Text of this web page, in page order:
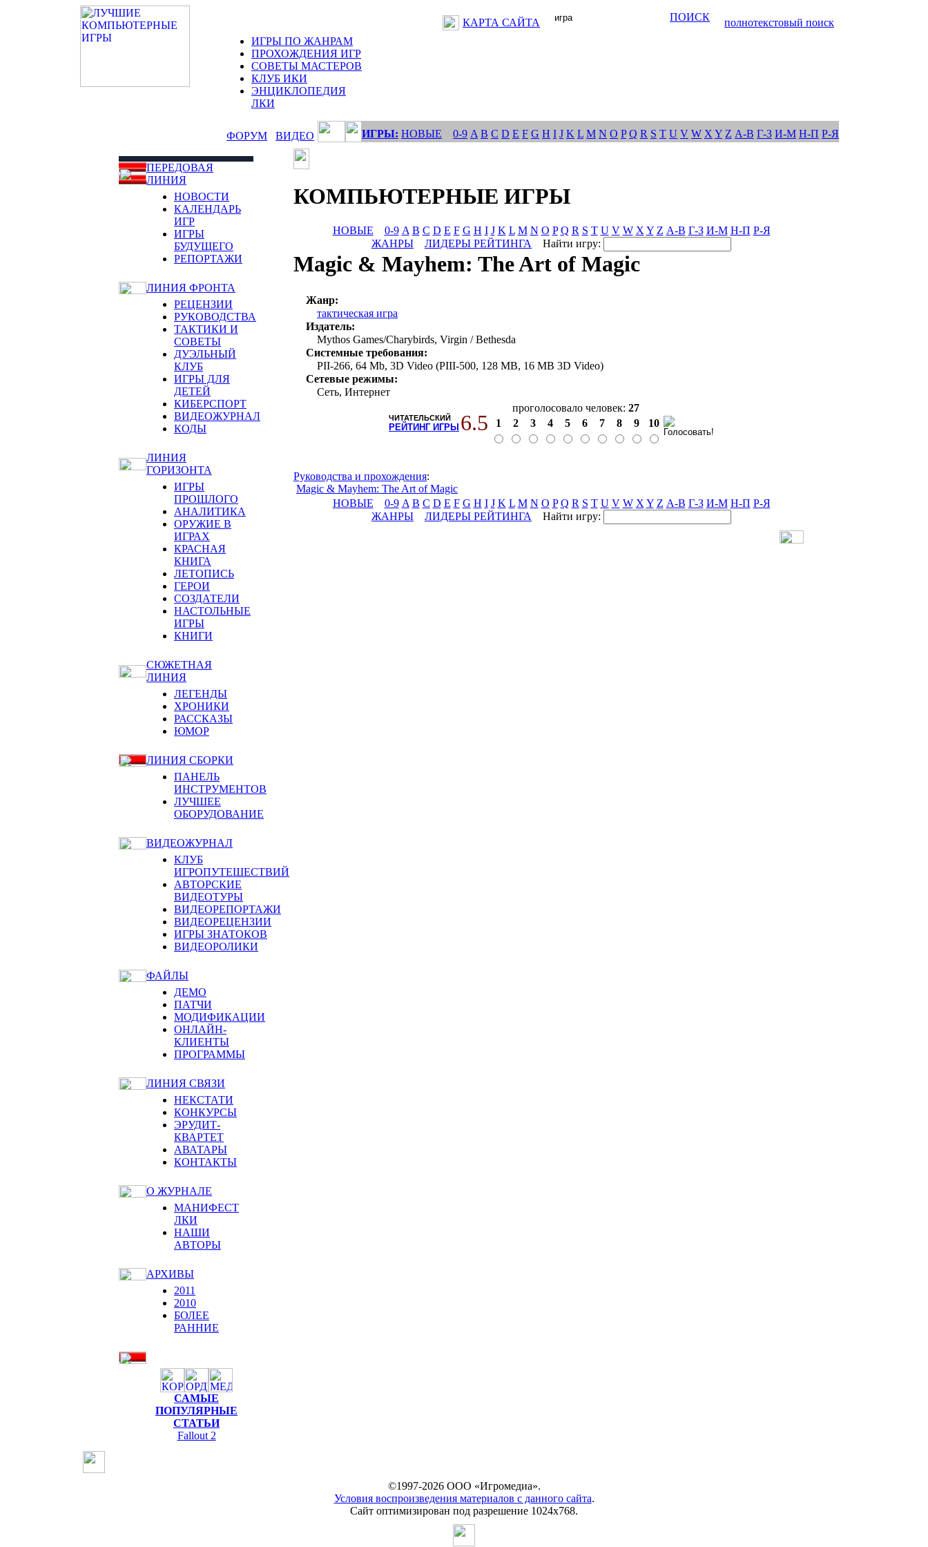
КАРТА САЙТА ПОИСК
полнотекстовый поиск
ИГРЫ ПО ЖАНРАМ
ПРОХОЖДЕНИЯ ИГР
СОВЕТЫ МАСТЕРОВ
КЛУБ ИКИ
ЭНЦИКЛОПЕДИЯ
ЛКИ
ФОРУМ ВИДЕО ИГРЫ: НОВЫЕ 0-9 A B C D E F G H I J K L M N O P Q R S T U V W X Y Z А-В Г-З И-М Н-П Р-Я
ПЕРЕДОВАЯ
ЛИНИЯ
НОВОСТИ
КАЛЕНДАРЬ
ИГР
ИГРЫ
БУДУЩЕГО
РЕПОРТАЖИ
ЛИНИЯ ФРОНТА
РЕЦЕНЗИИ
РУКОВОДСТВА
ТАКТИКИ И
СОВЕТЫ
ДУЭЛЬНЫЙ
КЛУБ
ИГРЫ ДЛЯ
ДЕТЕЙ
КИБЕРСПОРТ
ВИДЕОЖУРНАЛ
КОДЫ
ЛИНИЯ
ГОРИЗОНТА
ИГРЫ
ПРОШЛОГО
АНАЛИТИКА
ОРУЖИЕ В
ИГРАХ
КРАСНАЯ
КНИГА
ЛЕТОПИСЬ
ГЕРОИ
СОЗДАТЕЛИ
НАСТОЛЬНЫЕ
ИГРЫ
КНИГИ
СЮЖЕТНАЯ
ЛИНИЯ
ЛЕГЕНДЫ
ХРОНИКИ
РАССКАЗЫ
ЮМОР
ЛИНИЯ СБОРКИ
ПАНЕЛЬ
ИНСТРУМЕНТОВ
ЛУЧШЕЕ
ОБОРУДОВАНИЕ
ВИДЕОЖУРНАЛ
КЛУБ
ИГРОПУТЕШЕСТВИЙ
АВТОРСКИЕ
ВИДЕОТУРЫ
ВИДЕОРЕПОРТАЖИ
ВИДЕОРЕЦЕНЗИИ
ИГРЫ ЗНАТОКОВ
ВИДЕОРОЛИКИ
ФАЙЛЫ
ДЕМО
ПАТЧИ
МОДИФИКАЦИИ
ОНЛАЙН-
КЛИЕНТЫ
ПРОГРАММЫ
ЛИНИЯ СВЯЗИ
НЕКСТАТИ
КОНКУРСЫ
ЭРУДИТ-
КВАРТЕТ
АВАТАРЫ
КОНТАКТЫ
О ЖУРНАЛЕ
МАНИФЕСТ
ЛКИ
НАШИ
АВТОРЫ
АРХИВЫ
2011
2010
БОЛЕЕ
РАННИЕ
САМЫЕ
ПОПУЛЯРНЫЕ
СТАТЬИ
Fallout 2
КОМПЬЮТЕРНЫЕ ИГРЫ
НОВЫЕ 0-9 A B C D E F G H I J K L M N O P Q R S T U V W X Y Z А-В Г-З И-М Н-П Р-Я
ЖАНРЫ
ЛИДЕРЫ РЕЙТИНГА Найти игру:
Magic & Mayhem: The Art of Magic
Жанр:
тактическая игра
Издатель:
Mythos Games/Charybirds, Virgin / Bethesda
Системные требования:
PII-266, 64 Mb, 3D Video (PIII-500, 128 MB, 16 MB 3D Video)
Сетевые режимы:
Сеть, Интернет
ЧИТАТЕЛЬСКИЙ
РЕЙТИНГ ИГРЫ 6.5
проголосовало человек: 27
1
2 3 4 5 6 7 8 9 10
Руководства и прохождения:
Magic & Mayhem: The Art of Magic
НОВЫЕ
0-9 A B C D E F G H I J K L M N O P Q R S T U V W X Y Z А-В Г-З И-М Н-П Р-Я
ЖАНРЫ
ЛИДЕРЫ РЕЙТИНГА Найти игру:
©1997-2026 ООО «Игромедиа».
Условия воспроизведения материалов с данного сайта.
Сайт оптимизирован под разрешение 1024х768.